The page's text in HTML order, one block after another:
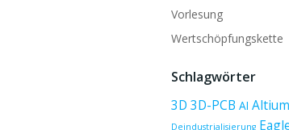
Vorlesung
Wertschöpfungskette
Schlagwörter
3D 3D-PCB AI Altium
Deindustrialisierung